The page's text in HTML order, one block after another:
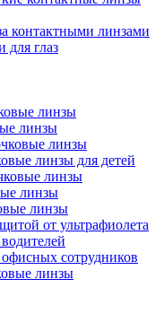
контактными линзами
глаз
линзы
линзы
линзы
линзы для детей
линзы
линзы
линзы
от ультрафиолета
сотрудников
линзы